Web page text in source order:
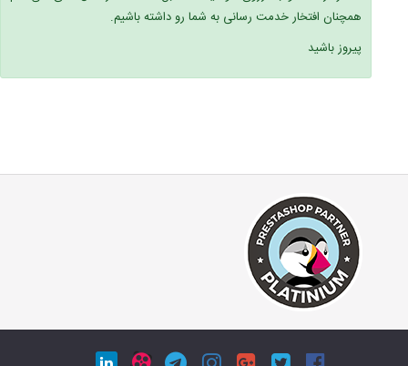
همچنان افتخار خدمت رسانی به شما رو داشته باشیم.
پیروز باشید